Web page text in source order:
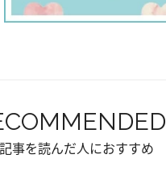
事を読んだ人におすすめ